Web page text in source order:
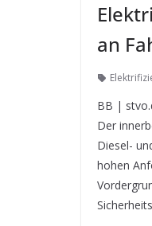
an
BB |
Der
Diesel-
hohen